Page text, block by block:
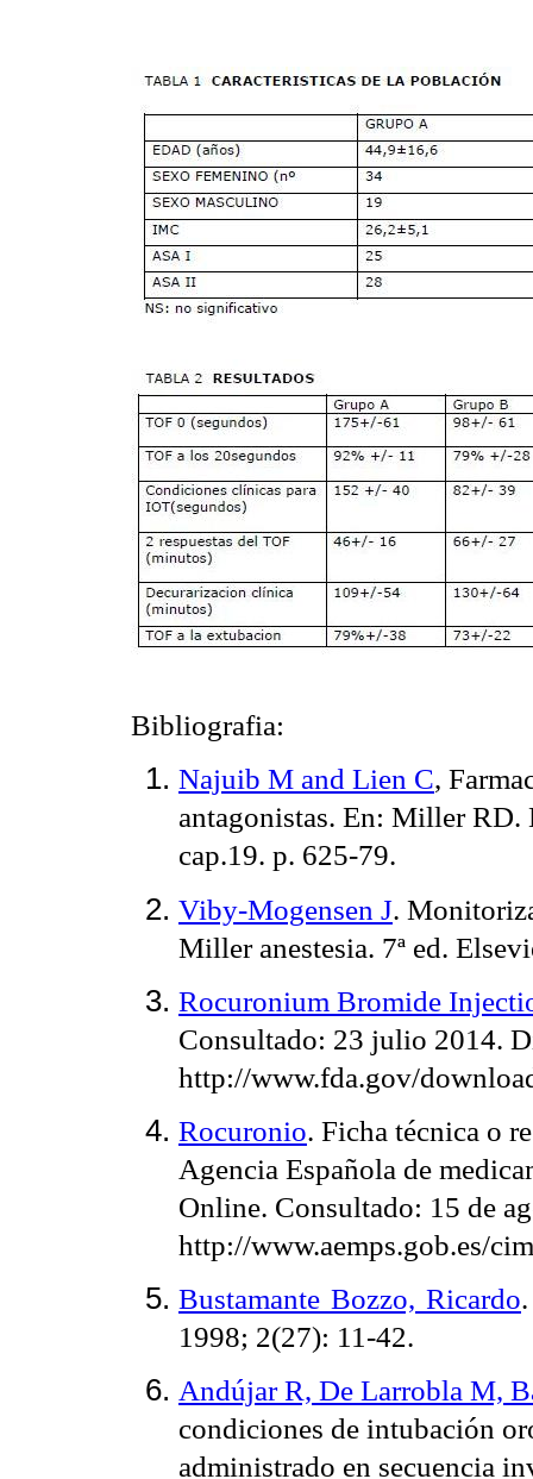
Bibliografia:
Najuib M and Lien C,
antagonistas. En: Miller RD.
cap.19. p. 625-79.
Viby-Mogensen J.
Miller anestesia. 7ª ed.
Rocuronium Bromide
Consultado: 23 julio 2014.
http://www.fda.gov/
Rocuronio. Ficha técnica o
Agencia Española de
Online. Consultado: 15 de
http://www.aemps.gob.es/
Bustamante Bozzo, Ricardo
1998; 2(27): 11-42.
Andújar R, De Larrobla M,
condiciones de intubación
administrado en secuencia